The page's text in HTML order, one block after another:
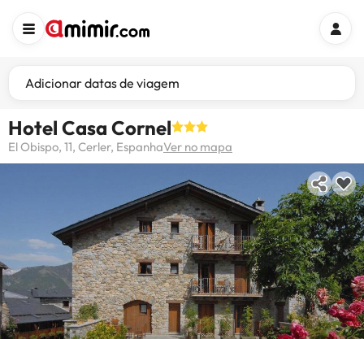
Adicionar datas de viagem
Hotel Casa Cornel
El Obispo, 11, Cerler, EspanhaVer no mapa